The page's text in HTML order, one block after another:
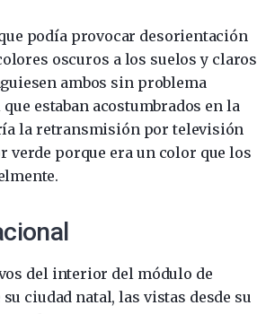
podía provocar desorientación
oscuros a los suelos y claros
ambos sin problema
estaban acostumbrados en la
la retransmisión por televisión
verde porque era un color que los
del interior del módulo de
ciudad natal, las vistas desde su